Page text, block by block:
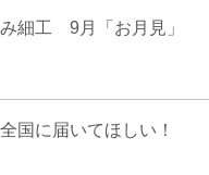
- 12:00
2,000
バッグが趣味の方、教えるの
細工 9月「お月見」
国に届いてほしい！